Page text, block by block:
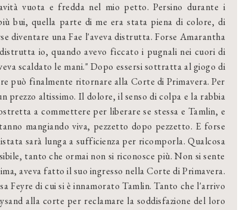
vuota e fredda nel mio petto. Persino durante i
bui, quella parte di me era stata piena di colore, di
diventare una Fae l'aveva distrutta. Forse Amarantha
io, quando avevo ficcato i pugnali nei cuori di
scaldato le mani." Dopo essersi sottratta al giogo di
può finalmente ritornare alla Corte di Primavera. Per
prezzo altissimo. Il dolore, il senso di colpa e la rabbia
a commettere per liberare se stessa e Tamlin, e
mangiando viva, pezzetto dopo pezzetto. E forse
sarà lunga a sufficienza per ricomporla. Qualcosa
tanto che ormai non si riconosce più. Non si sente
aveva fatto il suo ingresso nella Corte di Primavera.
Feyre di cui si è innamorato Tamlin. Tanto che l'arrivo
alla corte per reclamare la soddisfazione del loro